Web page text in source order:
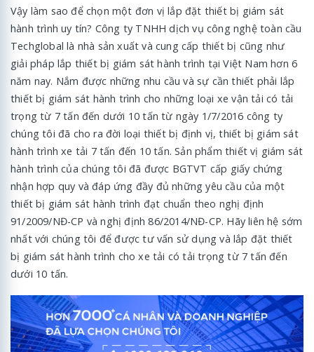
Vậy làm sao để chọn một đơn vị lắp đặt thiết bị giám sát
hành trình uy tín? Công ty TNHH dịch vụ công nghệ toàn cầu
Techglobal là nhà sản xuất và cung cấp thiết bị cũng như
giải pháp lắp thiết bị giám sát hành trình tại Việt Nam hơn 6
năm nay. Nắm được những nhu cầu và sự cần thiết phải lắp
thiết bị giám sát hành trình cho những loại xe vận tải có tải
trọng từ 7 tấn đến dưới 10 tấn từ ngày 1/7/2016 công ty
chúng tôi đã cho ra đời loại thiết bị định vị, thiết bị giám sát
hành trình xe tải 7 tấn đến 10 tấn. Sản phẩm thiết vị giám sát
hành trình của chúng tôi đã được BGTVT cấp giấy chứng
nhận hợp quy và đáp ứng đầy đủ những yêu cầu của một
thiết bị giám sát hành trình đạt chuẩn theo nghị định
91/2009/NĐ-CP và nghị định 86/2014/NĐ-CP. Hãy liên hệ sớm
nhất với chúng tôi để được tư vấn sử dụng và lắp đặt thiết
bị giám sát hành trình cho xe tải có tải trọng từ 7 tấn đến
dưới 10 tấn.